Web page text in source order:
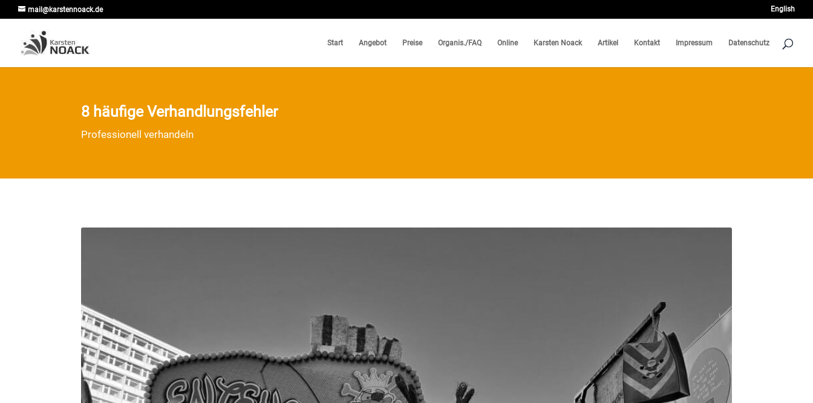
mail@karstennoack.de English
Start Angebot Preise Organis./FAQ Online Karsten Noack Artikel Kontakt Impressum Datenschutz
8 häufige Verhandlungsfehler
Professionell verhandeln